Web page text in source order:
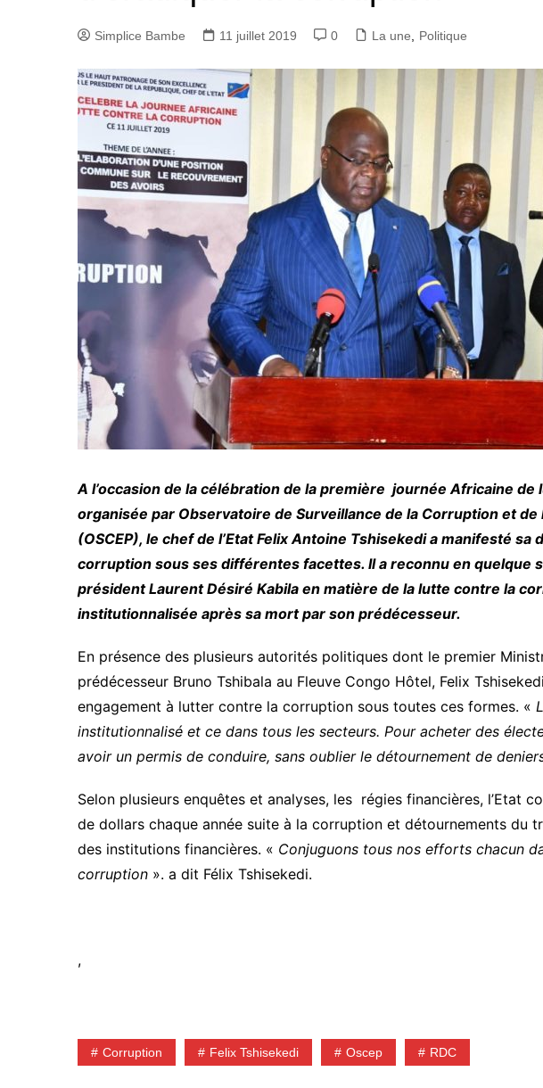
Simplice Bambe 11 juillet 2019 0 La une, Politique
A l’occasion de la célébration de la première journée Africaine
organisée par Observatoire de Surveillance de la Corruption et de
(OSCEP), le chef de l’Etat Felix Antoine Tshisekedi a manifesté
corruption sous ses différentes facettes. Il a reconnu en quelque
président Laurent Désiré Kabila en matière de la lutte contre la
institutionnalisée après sa mort par son prédécesseur.
En présence des plusieurs autorités politiques dont le premier
prédécesseur Bruno Tshibala au Fleuve Congo Hôtel, Felix
engagement à lutter contre la corruption sous toutes ces formes. «
institutionnalisé et ce dans tous les secteurs. Pour acheter des
avoir un permis de conduire, sans oublier le détournement de
Selon plusieurs enquêtes et analyses, les régies financières, l’Etat
de dollars chaque année suite à la corruption et détournements du
des institutions financières. « Conjuguons tous nos efforts chacun
corruption ». a dit Félix Tshisekedi.
,
Corruption Felix Tshisekedi Oscep RDC